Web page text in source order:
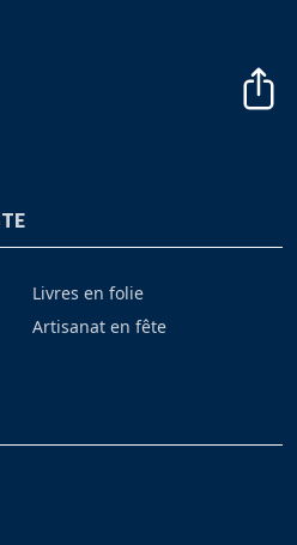
Livres en folie
Artisanat en fête